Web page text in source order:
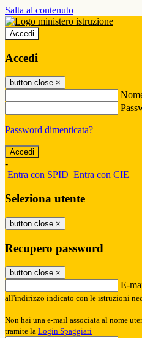
Salta al contenuto
Accedi
Accedi
button close ×
Password dimenticata?
-
Entra con SPID Entra con CIE
Seleziona utente
button close ×
Recupero password
button close ×
E-
all'indirizzo indicato con le istruzioni
Non hai una e-mail associata al nome
tramite la Login Spaggiari